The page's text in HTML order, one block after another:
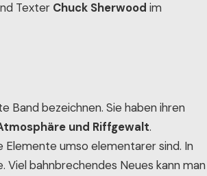
Texter Chuck Sherwood im
Band bezeichnen. Sie haben ihren
und Riffgewalt.
Elemente umso elementarer sind. In
Viel bahnbrechendes Neues kann man